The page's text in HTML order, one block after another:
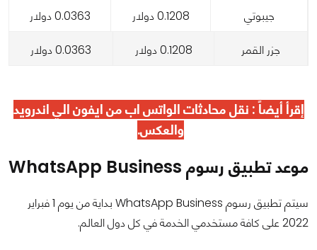
جيبوتي 0.1208 دولار 0.0363 دولار
جزر القمر 0.1208 دولار 0.0363 دولار
إقرأ أيضاً : نقل محادثات الواتس اب من ايفون الي اندرويد
والعكس.
موعد تطبيق رسوم WhatsApp Business
سيتم تطبيق رسوم WhatsApp Business بداية من يوم 1 فبراير
2022 على كافة مستخدمي الخدمة في كل دول العالم.